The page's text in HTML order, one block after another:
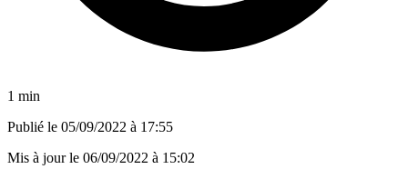
1 min
Publié le 05/09/2022 à 17:55
Mis à jour le 06/09/2022 à 15:02